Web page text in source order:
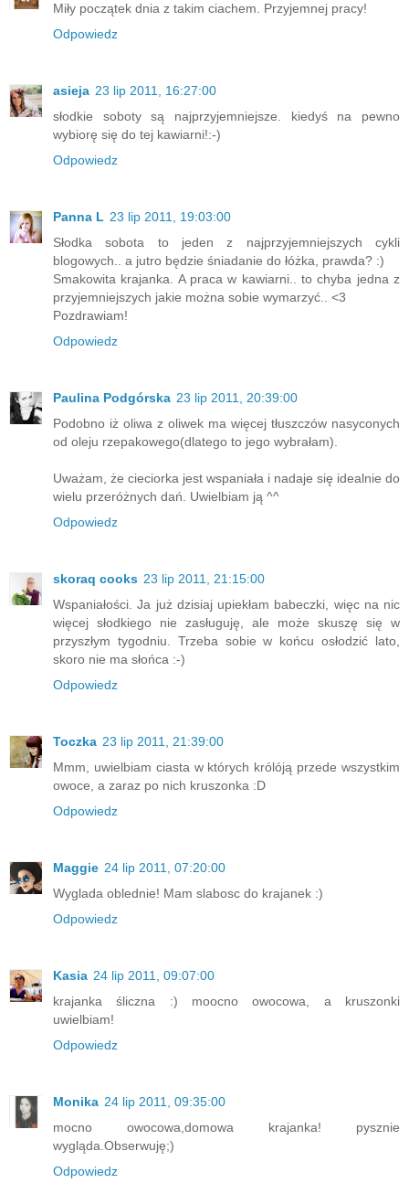
Miły początek dnia z takim ciachem. Przyjemnej pracy!
Odpowiedz
asieja 23 lip 2011, 16:27:00
słodkie soboty są najprzyjemniejsze. kiedyś na pewno
wybiorę się do tej kawiarni!:-)
Odpowiedz
Panna L 23 lip 2011, 19:03:00
Słodka sobota to jeden z najprzyjemniejszych cykli
blogowych.. a jutro będzie śniadanie do łóżka, prawda? :)
Smakowita krajanka. A praca w kawiarni.. to chyba jedna z
przyjemniejszych jakie można sobie wymarzyć.. <3
Pozdrawiam!
Odpowiedz
Paulina Podgórska 23 lip 2011, 20:39:00
Podobno iż oliwa z oliwek ma więcej tłuszczów nasyconych
od oleju rzepakowego(dlatego to jego wybrałam).
Uważam, że cieciorka jest wspaniała i nadaje się idealnie do
wielu przeróżnych dań. Uwielbiam ją ^^
Odpowiedz
skoraq cooks 23 lip 2011, 21:15:00
Wspaniałości. Ja już dzisiaj upiekłam babeczki, więc na nic
więcej słodkiego nie zasługuję, ale może skuszę się w
przyszłym tygodniu. Trzeba sobie w końcu osłodzić lato,
skoro nie ma słońca :-)
Odpowiedz
Toczka 23 lip 2011, 21:39:00
Mmm, uwielbiam ciasta w których królóją przede wszystkim
owoce, a zaraz po nich kruszonka :D
Odpowiedz
Maggie 24 lip 2011, 07:20:00
Wyglada oblednie! Mam slabosc do krajanek :)
Odpowiedz
Kasia 24 lip 2011, 09:07:00
krajanka śliczna :) moocno owocowa, a kruszonki
uwielbiam!
Odpowiedz
Monika 24 lip 2011, 09:35:00
mocno owocowa,domowa krajanka! pysznie
wygląda.Obserwuję;)
Odpowiedz